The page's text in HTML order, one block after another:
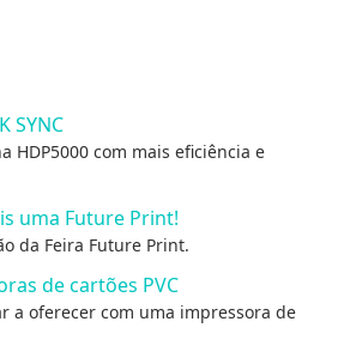
SYNC
HDP5000 com mais eficiência e
uma Future Print!
da Feira Future Print.
de cartões PVC
a oferecer com uma impressora de